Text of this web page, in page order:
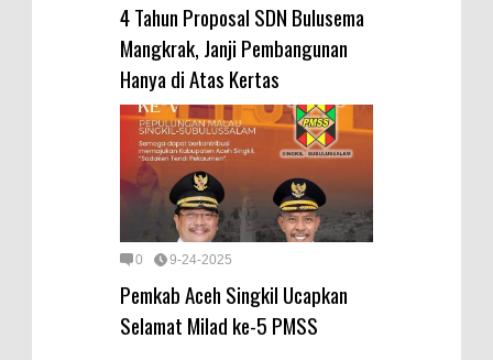
4 Tahun Proposal SDN Bulusema
Mangkrak, Janji Pembangunan
Hanya di Atas Kertas
0 9-24-2025
Pemkab Aceh Singkil Ucapkan
Selamat Milad ke-5 PMSS